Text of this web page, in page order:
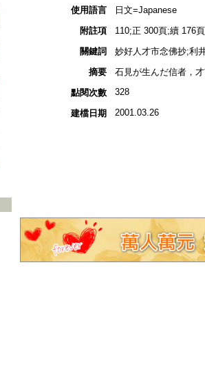
使用語言
日文=Japanese
附註項
110;正 300頁;續 176
關鍵詞
妙好人才市念佛抄;利
摘要
石見が生んだ信者，
點閱次數
328
建檔日期 2001.03.26